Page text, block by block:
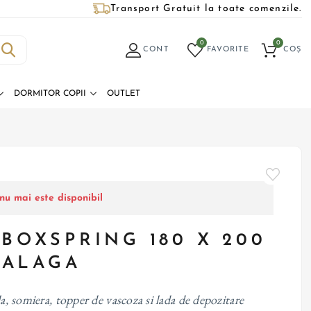
Transport Gratuit la toate comenzile.
CONT FAVORITE
0
COȘ
0
DORMITOR COPII OUTLET
mai este disponibil
180 X 200
somiera, topper de vascoza si lada de depozitare